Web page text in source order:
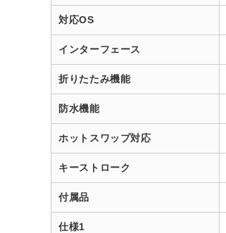
対応OS
インターフェース
折りたたみ機能
防水機能
ホットスワップ対応
キーストローク
付属品
仕様1